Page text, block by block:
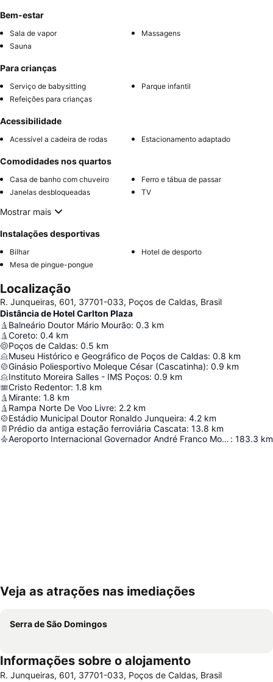
Bem-estar
Sala de vapor
Massagens
Sauna
Para crianças
Serviço de babysitting
Parque infantil
Refeições para crianças
Acessibilidade
Acessível a cadeira de rodas Estacionamento adaptado
Comodidades nos quartos
Casa de banho com chuveiro
Ferro e tábua de passar
Janelas desbloqueadas
TV
Mostrar mais
Instalações desportivas
Bilhar
Hotel de desporto
Mesa de pingue-pongue
Localização
R. Junqueiras, 601, 37701-033, Poços de Caldas, Brasil
Distância de Hotel Carlton Plaza
Balneário Doutor Mário Mourão: 0.3 km
Coreto: 0.4 km
Poços de Caldas: 0.5 km
Museu Histórico e Geográfico de Poços de Caldas: 0.8 km
Ginásio Poliesportivo Moleque César (Cascatinha): 0.9 km
Instituto Moreira Salles - IMS Poços: 0.9 km
Cristo Redentor: 1.8 km
Mirante: 1.8 km
Rampa Norte De Voo Livre: 2.2 km
Estádio Municipal Doutor Ronaldo Junqueira: 4.2 km
Prédio da antiga estação ferroviária Cascata: 13.8 km
Aeroporto Internacional Governador André Franco Montoro : 183.3 km
Ampliar mapa
Veja as atrações nas imediações
Serra de São Domingos
Informações sobre o alojamento
R. Junqueiras, 601, 37701-033, Poços de Caldas, Brasil